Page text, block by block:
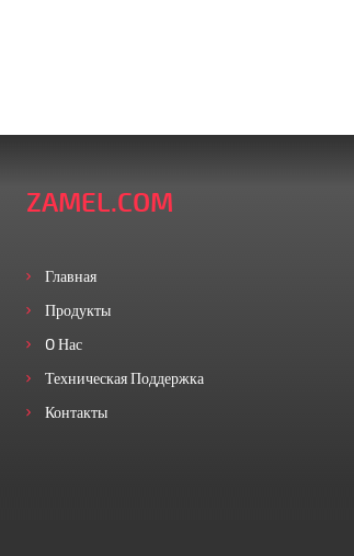
ZAMEL.COM
Главная
Продукты
O Нас
Техническая Поддержка
Контакты